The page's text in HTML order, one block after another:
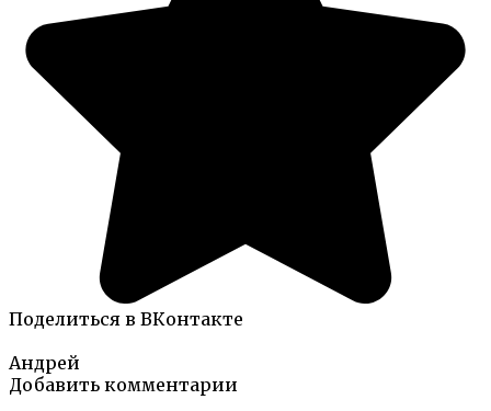
Поделиться в ВКонтакте
Андрей
Добавить комментарии